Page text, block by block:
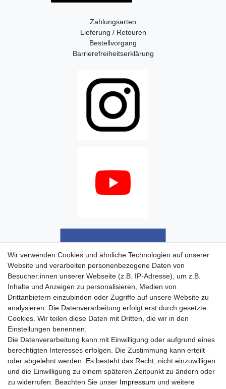
Zahlungsarten
Lieferung / Retouren
Bestellvorgang
Barrierefreiheitserklärung
Wir verwenden Cookies und ähnliche Technologien auf unserer
Website und verarbeiten personenbezogene Daten von
Besucher:innen unserer Webseite (z.B. IP-Adresse), um z.B.
Inhalte und Anzeigen zu personalisieren, Medien von
Drittanbietern einzubinden oder Zugriffe auf unsere Website zu
analysieren. Die Datenverarbeitung erfolgt erst durch gesetzte
Cookies. Wir teilen diese Daten mit Dritten, die wir in den
Einstellungen benennen.
Die Datenverarbeitung kann mit Einwilligung oder aufgrund eines
berechtigten Interesses erfolgen. Die Zustimmung kann erteilt
oder abgelehnt werden. Es besteht das Recht, nicht einzuwilligen
und die Einwilligung zu einem späteren Zeitpunkt zu ändern oder
zu widerrufen. Beachten Sie unser Impressum und weitere